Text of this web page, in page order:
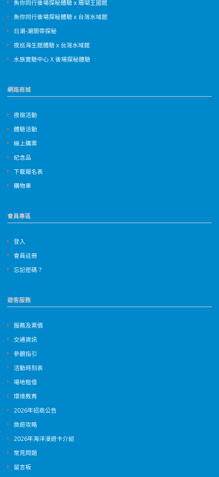
魚你同行後場探秘體驗ｘ珊瑚王國館
魚你同行後場探秘體驗ｘ台灣水域館
日潮-潮間帶探秘
夜巡海生館體驗ｘ台灣水域館
水族實驗中心 X 後場探秘體驗
網路商城
夜宿活動
體驗活動
線上購票
紀念品
下載報名表
購物車
會員專區
登入
會員註冊
忘記密碼？
遊客服務
服務及票價
交通資訊
參觀指引
活動時刻表
場地租借
環境教育
2026年招商公告
旅遊攻略
2026年海洋漫遊卡介紹
常見問題
留言板